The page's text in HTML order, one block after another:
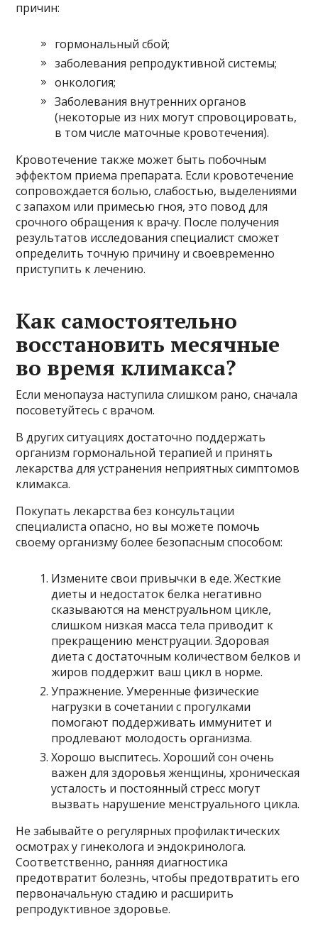
причин:
гормональный сбой;
заболевания репродуктивной системы;
онкология;
Заболевания внутренних органов
(некоторые из них могут спровоцировать,
в том числе маточные кровотечения).
Кровотечение также может быть побочным
эффектом приема препарата. Если кровотечение
сопровождается болью, слабостью, выделениями
с запахом или примесью гноя, это повод для
срочного обращения к врачу. После получения
результатов исследования специалист сможет
определить точную причину и своевременно
приступить к лечению.
Как самостоятельно
восстановить месячные
во время климакса?
Если менопауза наступила слишком рано, сначала
посоветуйтесь с врачом.
В других ситуациях достаточно поддержать
организм гормональной терапией и принять
лекарства для устранения неприятных симптомов
климакса.
Покупать лекарства без консультации
специалиста опасно, но вы можете помочь
своему организму более безопасным способом:
Измените свои привычки в еде. Жесткие
диеты и недостаток белка негативно
сказываются на менструальном цикле,
слишком низкая масса тела приводит к
прекращению менструации. Здоровая
диета с достаточным количеством белков и
жиров поддержит ваш цикл в норме.
Упражнение. Умеренные физические
нагрузки в сочетании с прогулками
помогают поддерживать иммунитет и
продлевают молодость организма.
Хорошо выспитесь. Хороший сон очень
важен для здоровья женщины, хроническая
усталость и постоянный стресс могут
вызвать нарушение менструального цикла.
Не забывайте о регулярных профилактических
осмотрах у гинеколога и эндокринолога.
Соответственно, ранняя диагностика
предотвратит болезнь, чтобы предотвратить его
первоначальную стадию и расширить
репродуктивное здоровье.